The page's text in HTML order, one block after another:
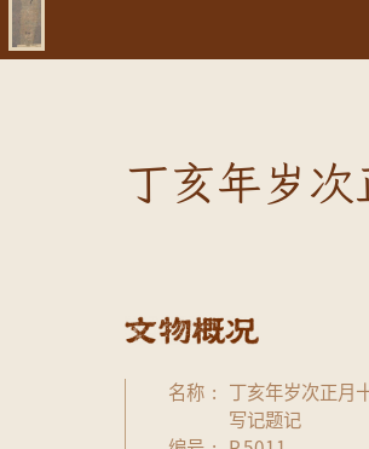
丁亥年岁
名称
丁亥年岁次正月
写记题记